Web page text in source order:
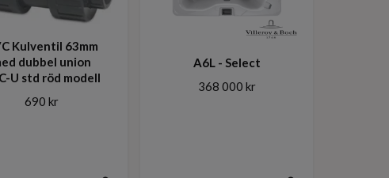
Kulventil 63mm
dubbel union
U std röd modell
690 kr
A6L - Select
368 000 kr